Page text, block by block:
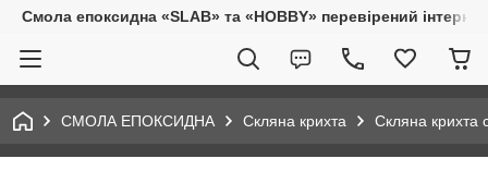
Смола епоксидна «SLAB» та «HOBBY» перевірений
СМОЛА ЕПОКСИДНА Скляна крихта Скляна крихта